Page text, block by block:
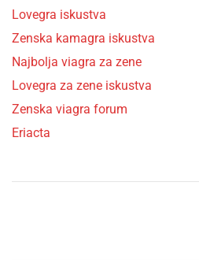
Lovegra iskustva
Zenska kamagra iskustva
Najbolja viagra za zene
Lovegra za zene iskustva
Zenska viagra forum
Eriacta